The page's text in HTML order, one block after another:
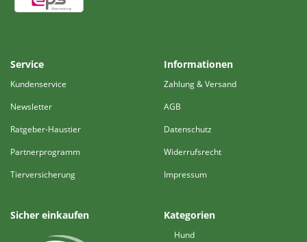
Service
Kundenservice
Newsletter
Ratgeber-Haustier
Partnerprogramm
Tierversicherung
Informationen
Zahlung & Versand
AGB
Datenschutz
Widerrufsrecht
Impressum
Sicher einkaufen Kategorien
Hund